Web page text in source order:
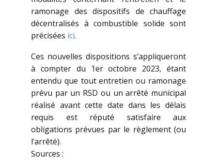
ramonage des dispositifs de chauffage
décentralisés à combustible solide sont
précisées ici.
Ces nouvelles dispositions s’appliqueront
à compter du 1er octobre 2023, étant
entendu que tout entretien ou ramonage
prévu par un RSD ou un arrêté municipal
réalisé avant cette date dans les délais
requis est réputé satisfaire aux
obligations prévues par le règlement (ou
l’arrêté).
Sources :